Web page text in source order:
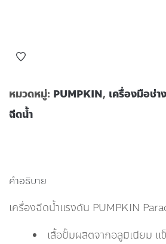
หมวดหมู่: PUMPKIN, เครื่องมือช่า
ฉีดน้ำ
คำอธิบาย
เครื่องฉีดน้ำแรงดัน PUMPKIN
เสื้อปั๊มผลิตจากอลูมิเนียม แ